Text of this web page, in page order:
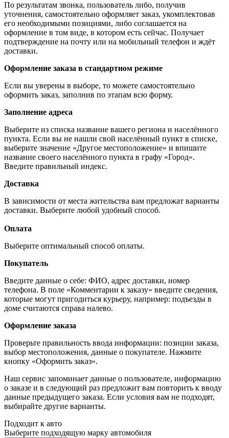
По результатам звонка, пользователь либо, получив
уточнения, самостоятельно оформляет заказ, укомплектовав
его необходимыми позициями, либо соглашается на
оформление в том виде, в котором есть сейчас. Получает
подтверждение на почту или на мобильный телефон и ждёт
доставки.
Оформление заказа в стандартном режиме
Если вы уверены в выборе, то можете самостоятельно
оформить заказ, заполнив по этапам всю форму.
Заполнение адреса
Выберите из списка название вашего региона и населённого
пункта. Если вы не нашли свой населённый пункт в списке,
выберите значение «Другое местоположение» и впишите
название своего населённого пункта в графу «Город».
Введите правильный индекс.
Доставка
В зависимости от места жительства вам предложат варианты
доставки. Выберите любой удобный способ.
Оплата
Выберите оптимальный способ оплаты.
Покупатель
Введите данные о себе: ФИО, адрес доставки, номер
телефона. В поле «Комментарии к заказу» введите сведения,
которые могут пригодиться курьеру, например: подъезды в
доме считаются справа налево.
Оформление заказа
Проверьте правильность ввода информации: позиции заказа,
выбор местоположения, данные о покупателе. Нажмите
кнопку «Оформить заказ».
Наш сервис запоминает данные о пользователе, информацию
о заказе и в следующий раз предложит вам повторить к вводу
данные предыдущего заказа. Если условия вам не подходят,
выбирайте другие варианты.
Подходит к авто
Выберите подходящую марку автомобиля